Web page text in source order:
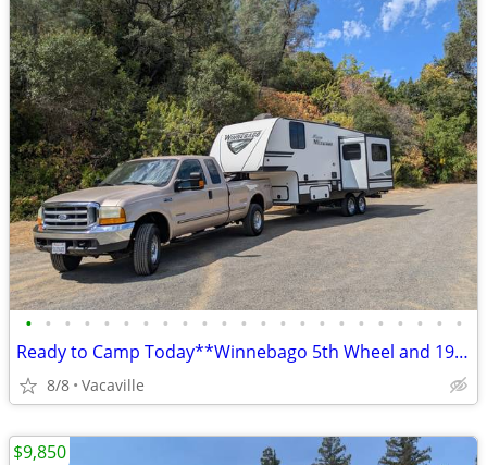
• • • • • • • • • • • • • • • • • • • • • • •
Ready to Camp Today**Winnebago 5th Wheel and 1999 F250 7.3 Diesel Pack
8/8 Vacaville
$9,850